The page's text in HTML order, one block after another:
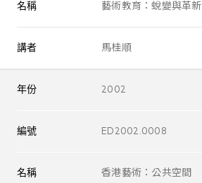
名稱 藝術教育：蛻變與革新
講者 馬桂順
年份 2002
編號 ED2002.0008
名稱 香港藝術：公共空間